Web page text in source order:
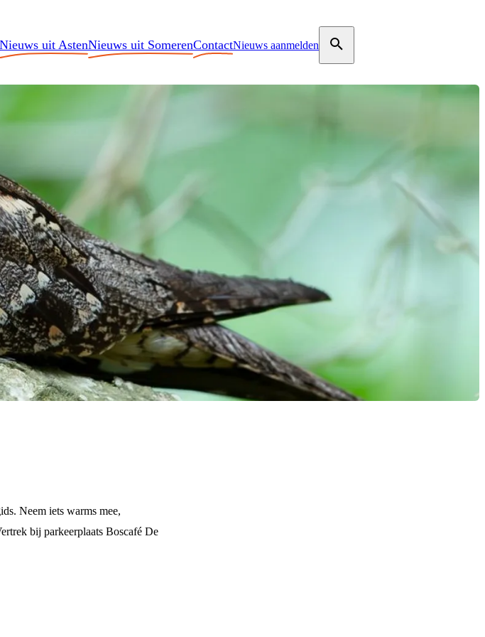
Nieuws uit AstenNieuws uit SomerenContactNieuws aanmelden
Neem iets warms mee,
bij parkeerplaats Boscafé De